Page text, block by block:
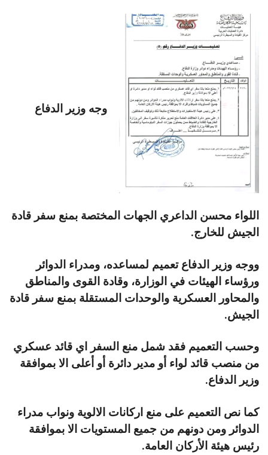
وجه وزير الدفاع
اللواء محسن الداعري الجهات المختصة بمنع سفر قادة
الجيش للخارج.
ووجه وزير الدفاع تعميم لمساعده، ومدراء الدوائر
ورؤساء الهيئات في الوزارة، وقادة القوى والمناطق
والمحاور العسكرية والوحدات المستقلة بمنع سفر قادة
الجيش.
وحسب التعميم فقد شمل منع السفر اي قائد عسكري
من منصب قائد لواء أو مدير دائرة أو أعلى الا بموافقة
وزير الدفاع.
كما نص التعميم على منع اركانات الالوية ونواب مدراء
الدوائر ومن دونهم من جميع المستويات الا بموافقة
رئيس هيئة الأركان العامة.